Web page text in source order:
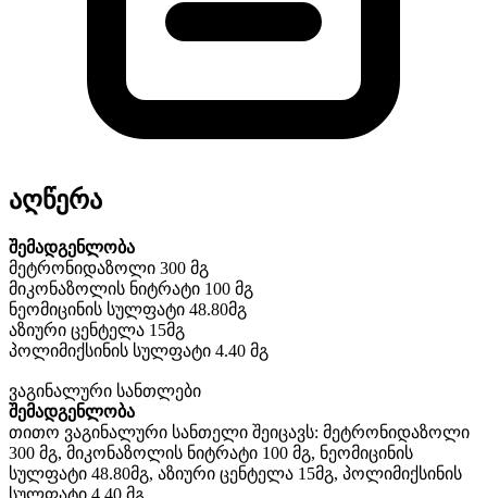
აღწერა
შემადგენლობა
მეტრონიდაზოლი 300 მგ
მიკონაზოლის ნიტრატი 100 მგ
ნეომიცინის სულფატი 48.80მგ
აზიური ცენტელა 15მგ
პოლიმიქსინის სულფატი 4.40 მგ
ვაგინალური სანთლები
შემადგენლობა
თითო ვაგინალური სანთელი შეიცავს: მეტრონიდაზოლი
300 მგ, მიკონაზოლის ნიტრატი 100 მგ, ნეომიცინის
სულფატი 48.80მგ, აზიური ცენტელა 15მგ, პოლიმიქსინის
სულფატი 4.40 მგ.